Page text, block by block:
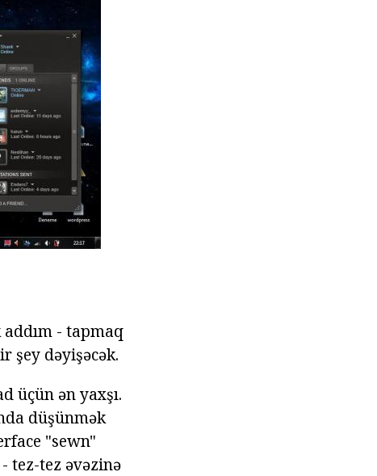
- tapmaq
şey dəyişəcək.
üçün ən yaxşı.
düşünmək
"sewn"
tez-tez əvəzinə